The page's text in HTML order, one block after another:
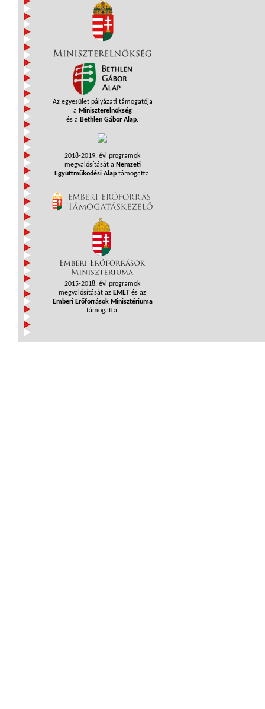
Az egyesület pályázati támogatója
a Miniszterelnökség
és a Bethlen Gábor Alap.
2018-2019. évi programok
megvalósítását a Nemzeti
Együttműködési Alaptámogatta.
2015-2018. évi programok
megvalósítását az EMET és az
Emberi Erőforrások Minisztériuma
támogatta.